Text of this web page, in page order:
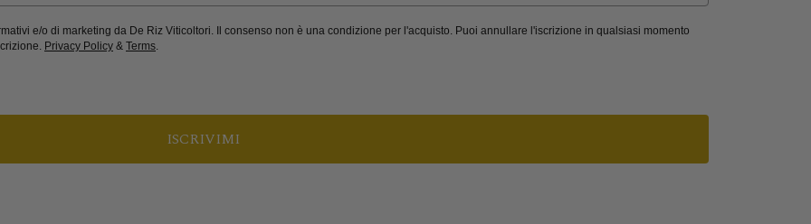
e/o di marketing da De Riz Viticoltori. Il consenso non è una condizione per l'acquisto. Puoi annullare l'iscrizione in qualsiasi momento
Privacy Policy & Terms.
ISCRIVIMI